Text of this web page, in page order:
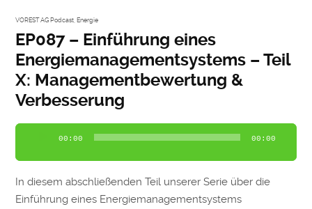
VOREST AG Podcast ,Energie
EP087 – Einführung eines
Energiemanagementsystems – Teil
X: Managementbewertung &
Verbesserung
Audio-
00:00 00:00
In diesem abschließenden Teil unserer Serie über die
Einführung eines Energiemanagementsystems